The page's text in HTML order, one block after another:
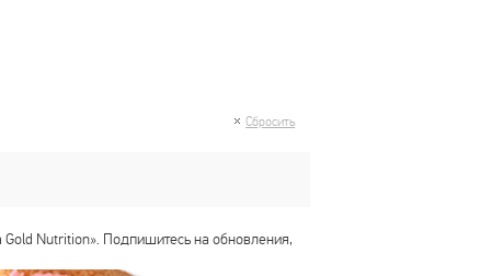
Сбросить
Nutrition». Подпишитесь на обновления,